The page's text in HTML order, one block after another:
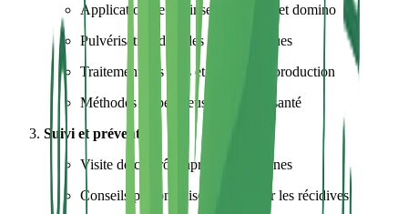
Application de gel insecticide à effet domino
Pulvérisation dans les zones critiques
Traitement des nids et zones de reproduction
Méthodes respectueuses de votre santé
Suivi et prévention
Visite de contrôle après 2-3 semaines
Conseils personnalisés pour éviter les récidives